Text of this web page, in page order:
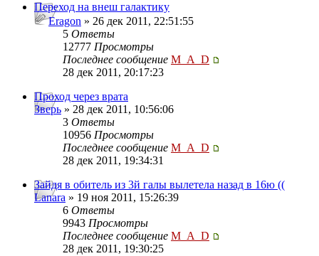
Переход на внеш галактику
Eragon » 26 дек 2011, 22:51:55
5 Ответы
12777 Просмотры
Последнее сообщение M_A_D
28 дек 2011, 20:17:23
Проход через врата
Зверь » 28 дек 2011, 10:56:06
3 Ответы
10956 Просмотры
Последнее сообщение M_A_D
28 дек 2011, 19:34:31
Зайдя в обитель из 3й галы вылетела назад в 16ю ((
Lanara » 19 ноя 2011, 15:26:39
6 Ответы
9943 Просмотры
Последнее сообщение M_A_D
28 дек 2011, 19:30:25